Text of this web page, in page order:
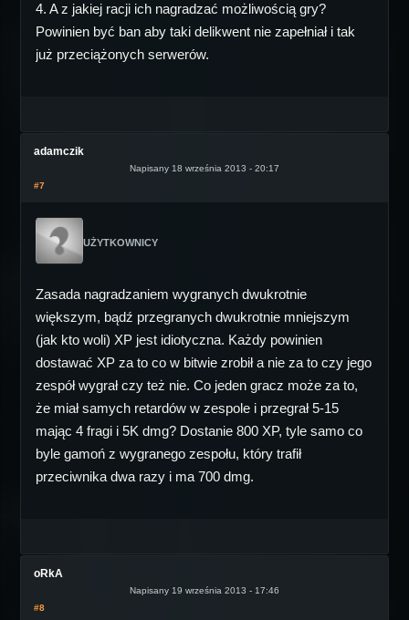
4. A z jakiej racji ich nagradzać możliwością gry?
Powinien być ban aby taki delikwent nie zapełniał i tak
już przeciążonych serwerów.
adamczik
Napisany 18 września 2013 - 20:17
#7
UŻYTKOWNICY
Zasada nagradzaniem wygranych dwukrotnie
większym, bądź przegranych dwukrotnie mniejszym
(jak kto woli) XP jest idiotyczna. Każdy powinien
dostawać XP za to co w bitwie zrobił a nie za to czy jego
zespół wygrał czy też nie. Co jeden gracz może za to,
że miał samych retardów w zespole i przegrał 5-15
mając 4 fragi i 5K dmg? Dostanie 800 XP, tyle samo co
byle gamoń z wygranego zespołu, który trafił
przeciwnika dwa razy i ma 700 dmg.
oRkA
Napisany 19 września 2013 - 17:46
#8